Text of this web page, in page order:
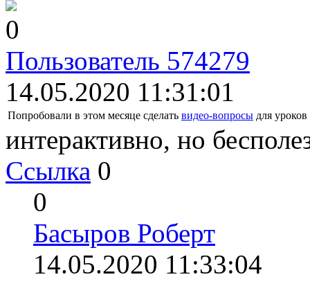
0
Пользователь 574279
14.05.2020 11:31:01
Попробовали в этом месяце сделать видео-вопросы для
интерактивно, но
Ссылка 0
0
Басыров Роберт
14.05.2020 11:33:04